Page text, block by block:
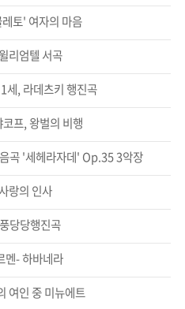
토' 여자의 마음
리엄텔 서곡
세, 라데츠키 행진곡
프, 왕벌의 비행
곡 '세헤라자데' Op.35 3악장
랑의 인사
당당행진곡
멘- 하바네라
여인 중 미뉴에트